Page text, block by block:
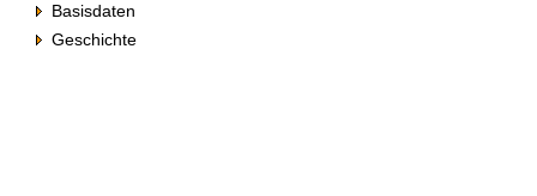
Basisdaten
Geschichte